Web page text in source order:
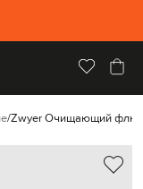
Zwyer Очищающий